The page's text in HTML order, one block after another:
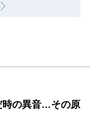
時の異音…その原